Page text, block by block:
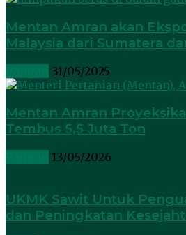
Mentan Amran akan
Malaysia dari Sumatera
31/05/2025
Mentan Amran
Tembus 5,5 Juta Ton
13/05/2026
UKMK Sawit Untuk
dan Peningkatan